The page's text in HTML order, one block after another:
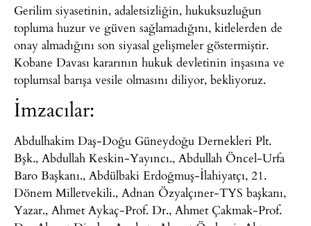
Gerilim siyasetinin, adaletsizliğin, hukuksuzluğun
topluma huzur ve güven sağlamadığını, kitlelerden de
onay almadığını son siyasal gelişmeler göstermiştir.
Kobane Davası kararının hukuk devletinin inşasına ve
toplumsal barışa vesile olmasını diliyor, bekliyoruz.
İmzacılar:
Abdulhakim Daş-Doğu Güneydoğu Dernekleri Plt.
Bşk., Abdullah Keskin-Yayıncı., Abdullah Öncel-Urfa
Baro Başkanı., Abdülbaki Erdoğmuş-İlahiyatçı, 21.
Dönem Milletvekili., Adnan Özyalçıner-TYS başkanı,
Yazar., Ahmet Aykaç-Prof. Dr., Ahmet Çakmak-Prof.